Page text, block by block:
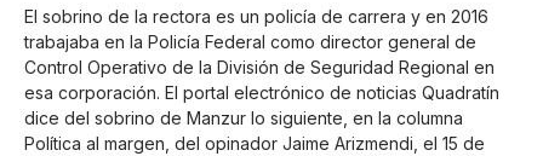
El sobrino de la rectora es un policía de carrera y en 2016
trabajaba en la Policía Federal como director general de
Control Operativo de la División de Seguridad Regional en
esa corporación. El portal electrónico de noticias Quadratín
dice del sobrino de Manzur lo siguiente, en la columna
Política al margen, del opinador Jaime Arizmendi, el 15 de